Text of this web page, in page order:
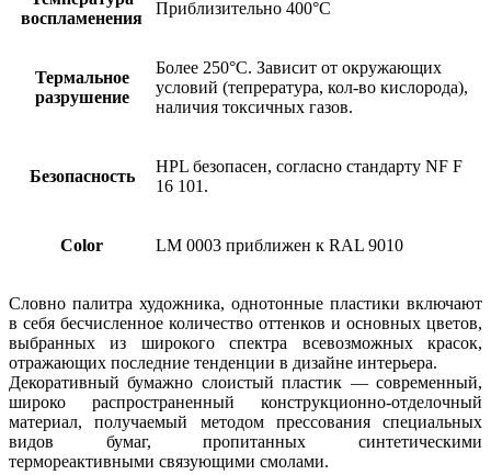
воспламенения
Приблизительно 400°C
Термальное
разрушение
Более 250°C. Зависит от окружающих
условий (тепрература, кол-во кислорода),
наличия токсичных газов.
Безопасность
HPL безопасен, согласно стандарту NF F
16 101.
Color LM 0003 приближен к RAL 9010
Словно палитра художника, однотонные пластики включают
в себя бесчисленное количество оттенков и основных цветов,
выбранных из широкого спектра всевозможных красок,
отражающих последние тенденции в дизайне интерьера.
Декоративный бумажно слоистый пластик — современный,
широко распространенный конструкционно-отделочный
материал, получаемый методом прессования специальных
видов бумаг, пропитанных синтетическими
термореактивными связующими смолами.